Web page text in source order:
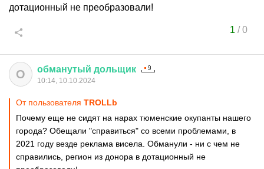
дотационный не преобразовали!
1 /0
О обманутый дольщик
10:14, 10.10.2024
От пользователя TROLLb
Почему еще не сидят на нарах тюменские окупанты нашего
города? Обещали "справиться" со всеми проблемами, в
2021 году везде реклама висела. Обманули - ни с чем не
справились, регион из донора в дотационный не